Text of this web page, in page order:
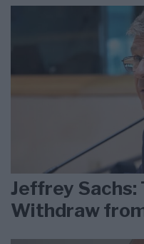
Jeffrey Sachs:
Withdraw